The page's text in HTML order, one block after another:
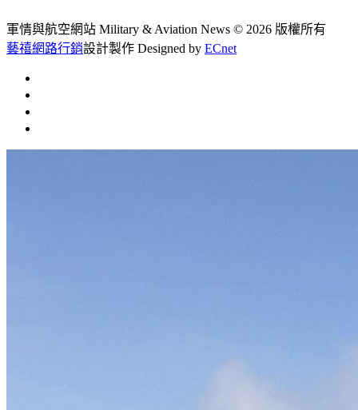
軍情與航空網站 Military & Aviation News © 2026 版權所有
藝禧網路行銷設計製作 Designed by ECnet